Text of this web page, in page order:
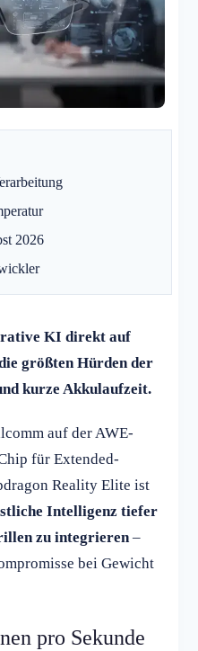
2026
KI direkt auf
größten Hürden der
kurze Akkulaufzeit.
auf der AWE-
für Extended-
Reality Elite ist
Intelligenz tiefer
zu integrieren–
bei Gewicht
pro Sekunde